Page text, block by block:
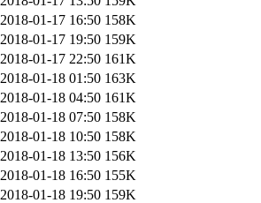
2018-01-17 16:50 158K
2018-01-17 19:50 159K
2018-01-17 22:50 161K
2018-01-18 01:50 163K
2018-01-18 04:50 161K
2018-01-18 07:50 158K
2018-01-18 10:50 158K
2018-01-18 13:50 156K
2018-01-18 16:50 155K
2018-01-18 19:50 159K